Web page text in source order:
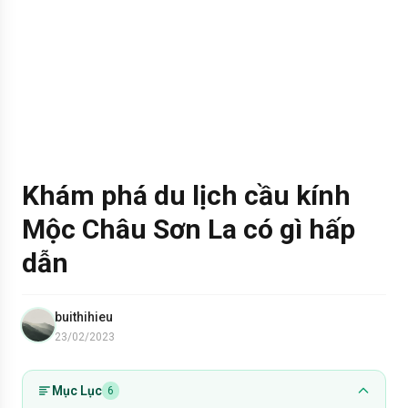
Khám phá du lịch cầu kính
Mộc Châu Sơn La có gì hấp
dẫn
buithihieu
23/02/2023
Mục Lục 6